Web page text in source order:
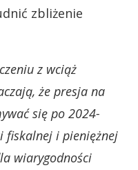
zbliżenie
z wciąż
że presja na
się po 2024-
fiskalnej i pieniężnej
wiarygodności